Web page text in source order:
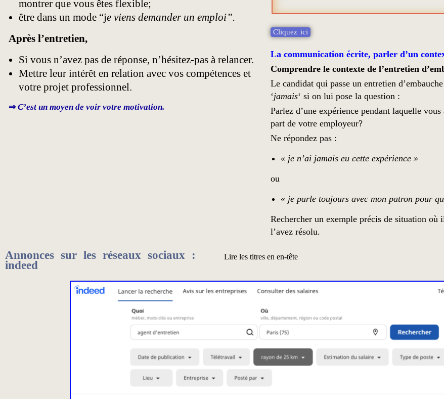
montrer que vous êtes flexible;
être dans un mode “je viens demander un emploi”.
Après l’entretien,
Si vous n’avez pas de réponse, n’hésitez-pas à relancer.
Mettre leur intérêt en relation avec vos compétences et
votre projet professionnel.
⇒ C’est un moyen de voir votre motivation.
Cliquez ici
La communication écrite, parler d’un
Comprendre le contexte de l’entretien
Le candidat qui passe un entretien
‘jamais‘ si on lui pose la question :
Parlez d’une expérience pendant laquelle
part de votre employeur?
Ne répondez pas :
« je n’ai jamais eu cette expérience »
ou
« je parle toujours avec mon patron pour
Rechercher un exemple précis de situation
l’avez résolu.
Annonces sur les réseaux sociaux :
indeed
Lire les titres en en-tête